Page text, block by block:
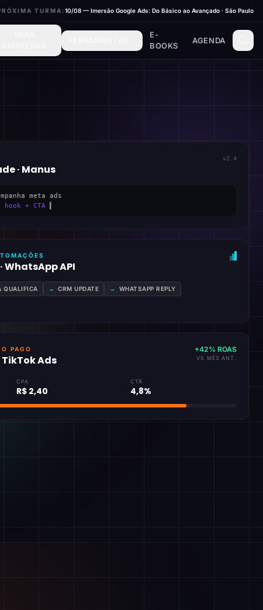
TURMA:10/08 — Imersão Google Ads: Do Básico ao Avançado · São Paulo
E-
BOOKS
AGENDA
· Manus
v2.4
meta ads
+ CTA
WhatsApp API
QUALIFICA → CRM UPDATE → WHATSAPP REPLY
PAGO
TikTok Ads
+42% ROAS
VS MÊS ANT.
CPA
R$ 2,40
CTR
4,8%